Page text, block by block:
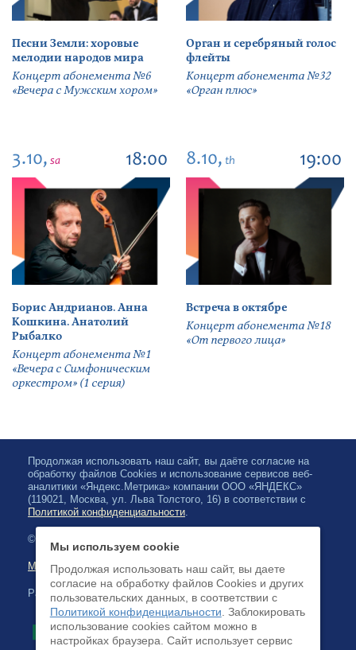
Песни Земли: хоровые
мелодии народов мира
Концерт абонемента №6
«Вечера с Мужским хором»
Орган и серебряный голос
флейты
Концерт абонемента №32
«Орган плюс»
3.10, sa 18:00
Борис Андрианов. Анна
Кошкина. Анатолий
Рыбалко
Концерт абонемента №1
«Вечера с Симфоническим
оркестром» (1 серия)
8.10, th 19:00
Встреча в октябре
Концерт абонемента №18
«От первого лица»
Продолжая использовать наш сайт, вы даёте согласие на
обработку файлов Cookies и использование сервисов веб-
аналитики «Яндекс.Метрика» компании ООО «ЯНДЕКС»
(119021, Москва, ул. Льва Толстого, 16) в соответствии с
Политикой конфиденциальности.
© 2026, Karelian State Philharmonic
Map of site
Payment by credit cards available
Мы используем cookie
Продолжая использовать наш сайт, вы даете
согласие на обработку файлов Cookies и других
пользовательских данных, в соответствии с
Политикой конфиденциальности . Заблокировать
использование cookies сайтом можно в
настройках браузера. Cайт использует сервис